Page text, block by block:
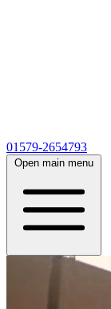
01579-2654793
Open main menu